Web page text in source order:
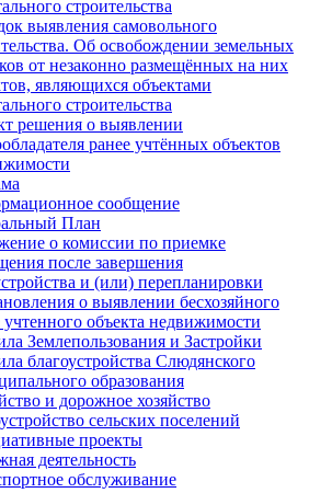
строительства
выявления самовольного
Об освобождении земельных
от незаконно размещённых на них
являющихся объектами
строительства
решения о выявлении
ранее учтённых объектов
сообщение
План
о комиссии по приемке
после завершения
и (или) перепланировки
о выявлении бесхозяйного
учтенного объекта недвижимости
Землепользования и Застройки
благоустройства Слюдянского
образования
и дорожное хозяйство
сельских поселений
проекты
деятельность
обслуживание